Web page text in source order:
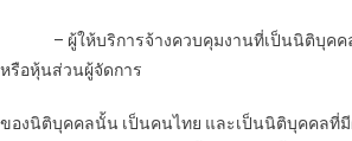
– ผู้ให้บริการจ้างควบคุมงานที่เป็นนิติบุคคล
หรือหุ้นส่วนผู้จัดการ
ของนิติบุคคลนั้น เป็นคนไทย และเป็นนิติบุคคลที่